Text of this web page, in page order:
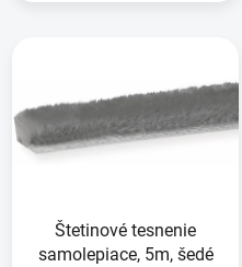
Štetinové tesnenie
samolepiace, 5m, šedé